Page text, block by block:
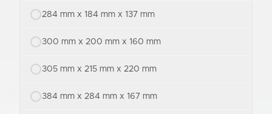
284 mm x 184 mm x 137 mm
300 mm x 200 mm x 160 mm
305 mm x 215 mm x 220 mm
384 mm x 284 mm x 167 mm